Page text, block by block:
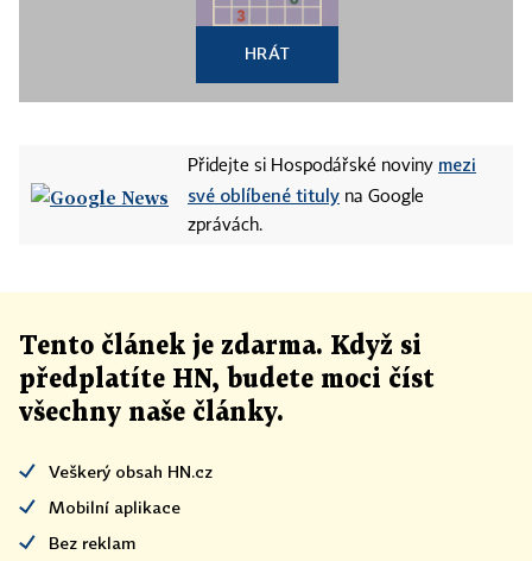
HRÁT
Přidejte si Hospodářské noviny mezi
své oblíbené tituly na Google
zprávách.
Tento článek je zdarma. Když si
předplatíte HN, budete moci číst
všechny naše články.
Veškerý obsah HN.cz
Mobilní aplikace
Bez reklam